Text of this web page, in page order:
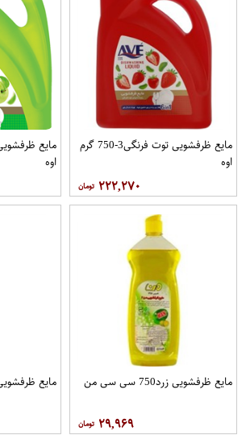
مایع ظرفشویی توت فرنگی3-750 گرم
اوه
۲۲۲,۲۷۰
اوه
مایع ظرفشویی زرد750 سی سی من
۲۹,۹۶۹
مایع ظرفشویی پت 800